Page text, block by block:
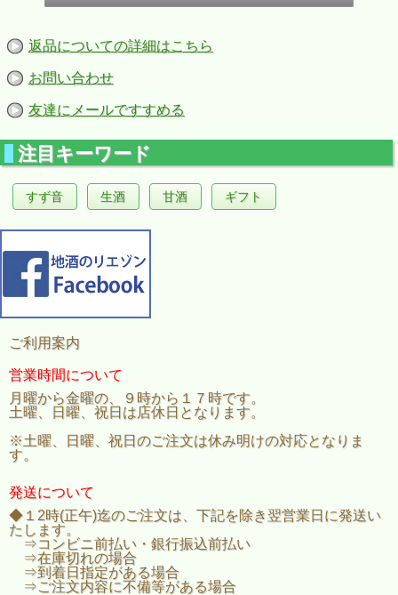
土壌に適した栽培による酒米栽培
そして情熱を込めた手造りの技による醸し
全てがイチカラ始まる物語です
高みを目指す一歩をご堪能ください
「特別純米酒辛口 吟のいろは720ｍｌ」はコチラ
返品についての詳細はこちら
お問い合わせ
友達にメールですすめる
注目キーワード
すず音 生酒 甘酒 ギフト
ご利用案内
営業時間について
月曜から金曜の、９時から１７時です。
土曜、日曜、祝日は店休日となります。
※土曜、日曜、祝日のご注文は休み明けの対応となりま
す。
発送について
◆１2時(正午)迄のご注文は、下記を除き翌営業日に発送い
たします。
⇒コンビニ前払い・銀行振込前払い
⇒在庫切れの場合
⇒到着日指定がある場合
⇒ご注文内容に不備等がある場合